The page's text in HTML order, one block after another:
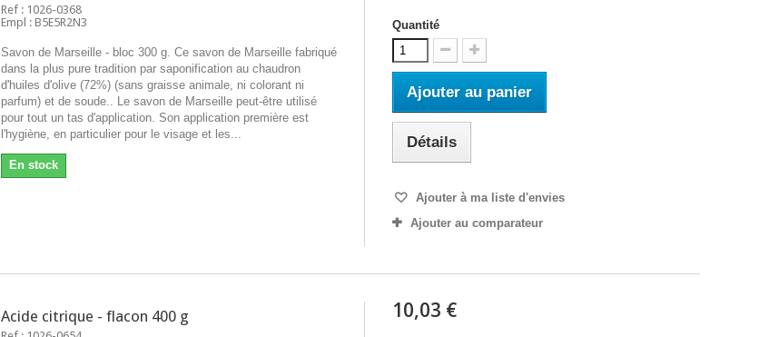
Ref : 1026-0368
Empl : B5E5R2N3
Savon de Marseille - bloc 300 g. Ce savon de Marseille fabriqué
dans la plus pure tradition par saponification au chaudron
d'huiles d'olive (72%) (sans graisse animale, ni colorant ni
parfum) et de soude.. Le savon de Marseille peut-être utilisé
pour tout un tas d'application. Son application première est
l'hygiène, en particulier pour le visage et les...
En stock
Quantité
Ajouter au panier
Détails
Ajouter à ma liste d'envies
Ajouter au comparateur
Acide citrique - flacon 400 g 10,03 €